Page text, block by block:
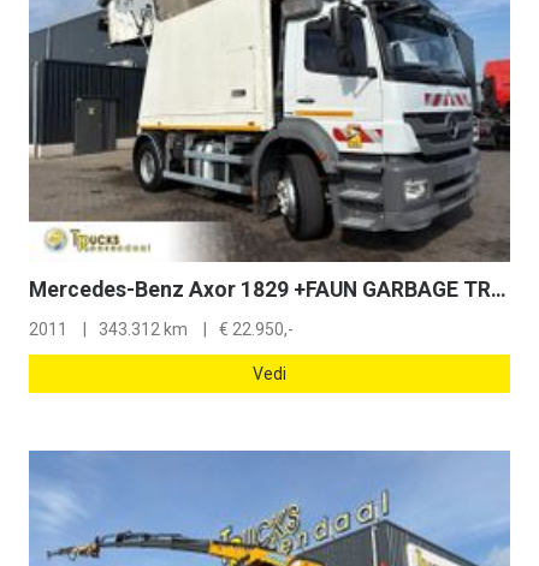
Mercedes-Benz Axor 1829 +FAUN GARBAGE TRUCK 14.5 m3 + PERFECT WORKING + EURO 5 + 3 CHAIRS
2011 343.312 km € 22.950,-
Vedi